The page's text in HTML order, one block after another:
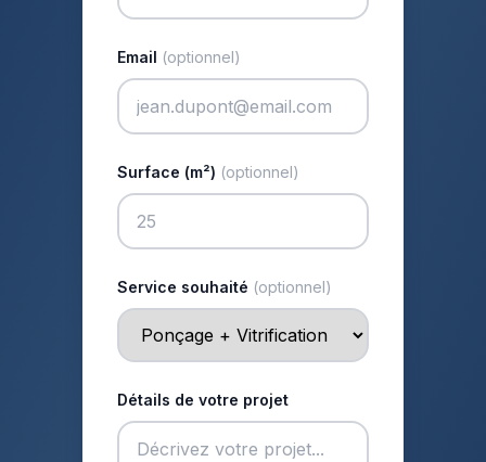
Email (optionnel)
Surface (m²) (optionnel)
Service souhaité (optionnel)
Détails de votre projet